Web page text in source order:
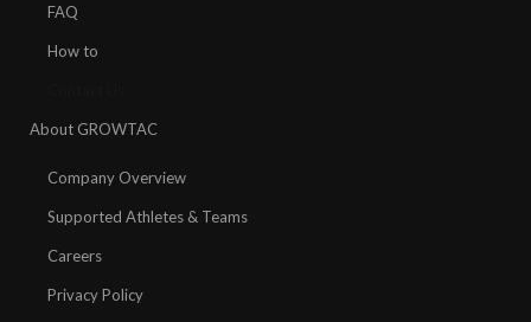
FAQ
How to
About GROWTAC
Company Overview
Supported Athletes & Teams
Careers
Privacy Policy